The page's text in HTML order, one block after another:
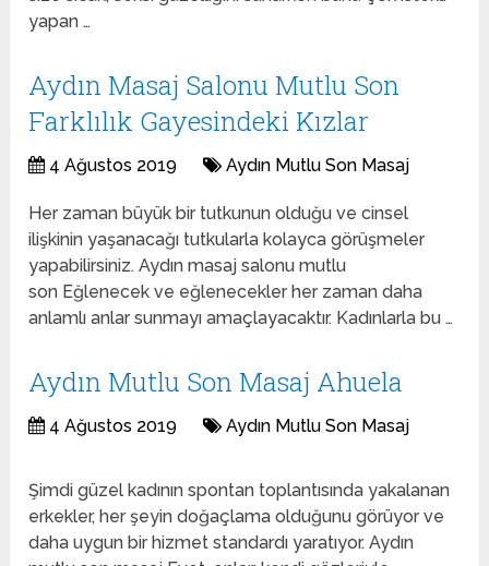
yapan …
Aydın Masaj Salonu Mutlu Son
Farklılık Gayesindeki Kızlar
4 Ağustos 2019 Aydın Mutlu Son Masaj
Her zaman büyük bir tutkunun olduğu ve cinsel
ilişkinin yaşanacağı tutkularla kolayca görüşmeler
yapabilirsiniz. Aydın masaj salonu mutlu
son Eğlenecek ve eğlenecekler her zaman daha
anlamlı anlar sunmayı amaçlayacaktır. Kadınlarla bu …
Aydın Mutlu Son Masaj Ahuela
4 Ağustos 2019 Aydın Mutlu Son Masaj
Şimdi güzel kadının spontan toplantısında yakalanan
erkekler, her şeyin doğaçlama olduğunu görüyor ve
daha uygun bir hizmet standardı yaratıyor. Aydın